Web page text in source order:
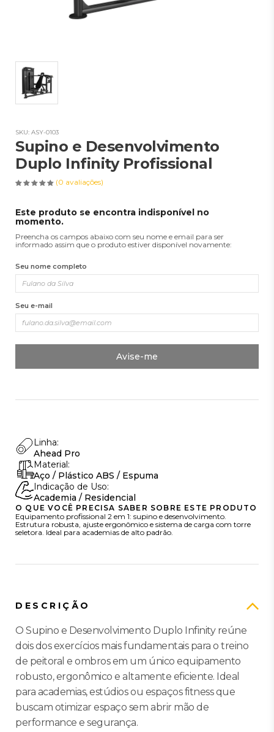
Supino e Desenvolvimento
Duplo Infinity Profissional
(0 avaliações)
SKU: ASY-0103
Este produto se encontra indisponível no
momento.
Preencha os campos abaixo com seu nome e email para ser
informado assim que o produto estiver disponível novamente:
Seu nome completo
Seu e-mail
Avise-me
Linha:
Ahead Pro
Material:
Aço / Plástico ABS / Espuma
Indicação de Uso:
Academia / Residencial
O QUE VOCÊ PRECISA SABER SOBRE ESTE PRODUTO
Equipamento profissional 2 em 1: supino e desenvolvimento.
Estrutura robusta, ajuste ergonômico e sistema de carga com torre
seletora. Ideal para academias de alto padrão.
DESCRIÇÃO
O Supino e Desenvolvimento Duplo Infinity reúne
dois dos exercícios mais fundamentais para o treino
de peitoral e ombros em um único equipamento
robusto, ergonômico e altamente eficiente. Ideal
para academias, estúdios ou espaços fitness que
buscam otimizar espaço sem abrir mão de
performance e segurança.